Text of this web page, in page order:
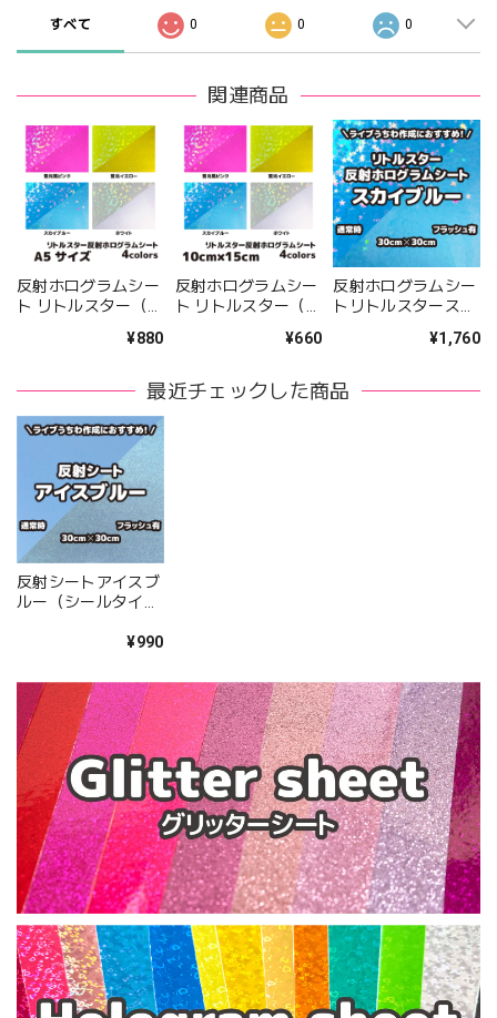
すべて 0 0 0
関連商品
反射ホログラムシー
ト リトルスター（シ
¥880
反射ホログラムシー
ト リトルスター（シ
10cm×15cm 全4カ
¥660
反射ホログラムシー
トリトルスタースカ
イプ） 30cm×30cm
¥1,760
最近チェックした商品
反射シートアイスブ
ルー（シールタイ
¥990